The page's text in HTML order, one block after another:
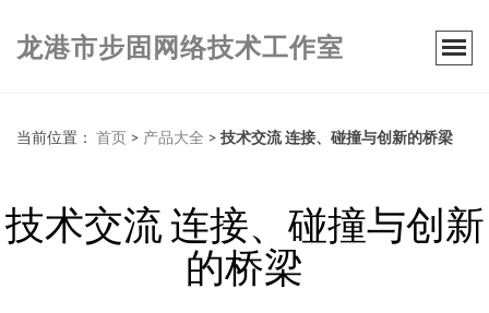
龙港市步固网络技术工作室
当前位置： 首页 > 产品大全 > 技术交流 连接、碰撞与创新的桥梁
技术交流 连接、碰撞与创新
的桥梁